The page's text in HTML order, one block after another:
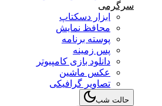
سرگرمی
ابزار دسکتاپ
محافظ نمایش
پوسته برنامه
پس زمینه
دانلود بازی کامپیوتر
عکس ماشین
تصاویر گرافیکی
حالت شب